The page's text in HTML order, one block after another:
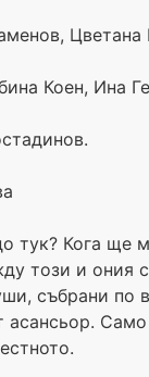
Цветана
Коен, Ина
тук? Кога ще
този и ония
събрани по
асансьор.